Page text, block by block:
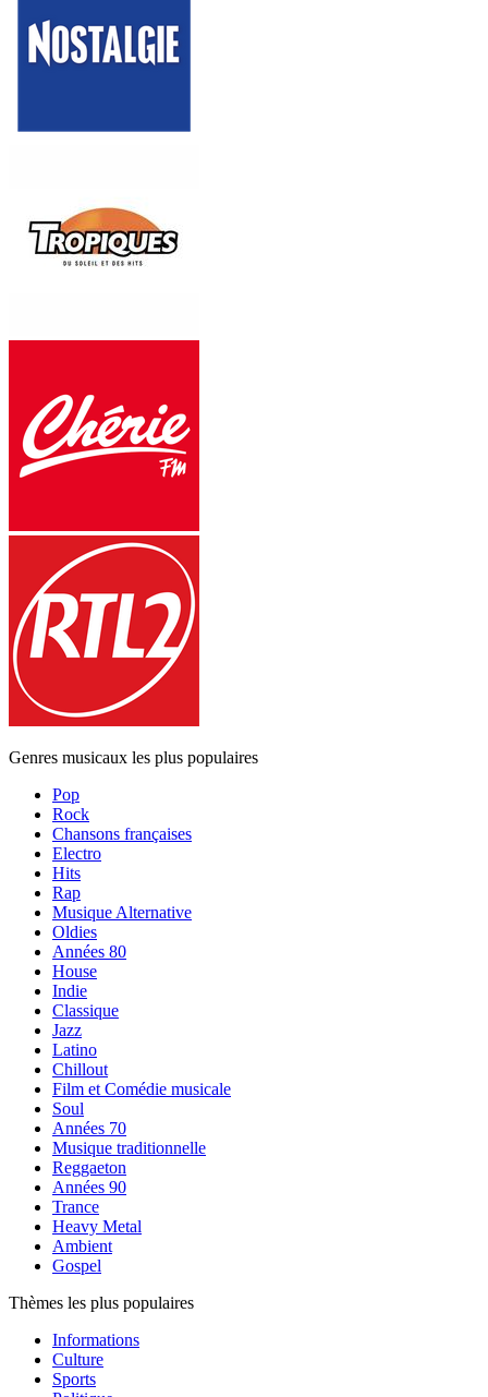
Genres musicaux les plus populaires
Pop
Rock
Chansons françaises
Electro
Hits
Rap
Musique Alternative
Oldies
Années 80
House
Indie
Classique
Jazz
Latino
Chillout
Film et Comédie musicale
Soul
Années 70
Musique traditionnelle
Reggaeton
Années 90
Trance
Heavy Metal
Ambient
Gospel
Thèmes les plus populaires
Informations
Culture
Sports